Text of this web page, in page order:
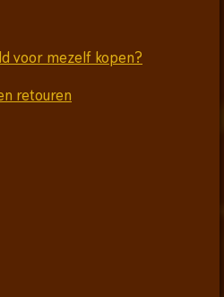
voor mezelf kopen?
retouren